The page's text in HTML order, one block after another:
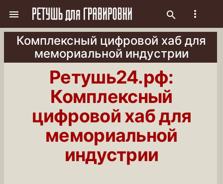
 search more_vert
Комплексный цифровой хаб для
мемориальной индустрии
Ретушь24.рф:
Комплексный
цифровой хаб для
мемориальной
индустрии